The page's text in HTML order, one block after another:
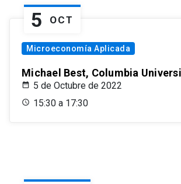
5 OCT
Microeconomía Aplicada
Michael Best, Columbia
5 de Octubre de 2022
15:30 a 17:30